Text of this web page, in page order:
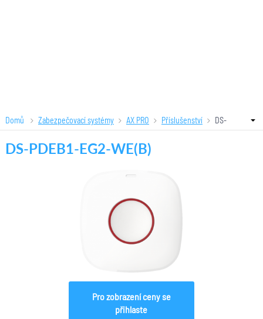
Domů Zabezpečovací systémy AX PRO Příslušenství DS-
DS-PDEB1-EG2-WE(B)
Pro zobrazení ceny se
přihlaste